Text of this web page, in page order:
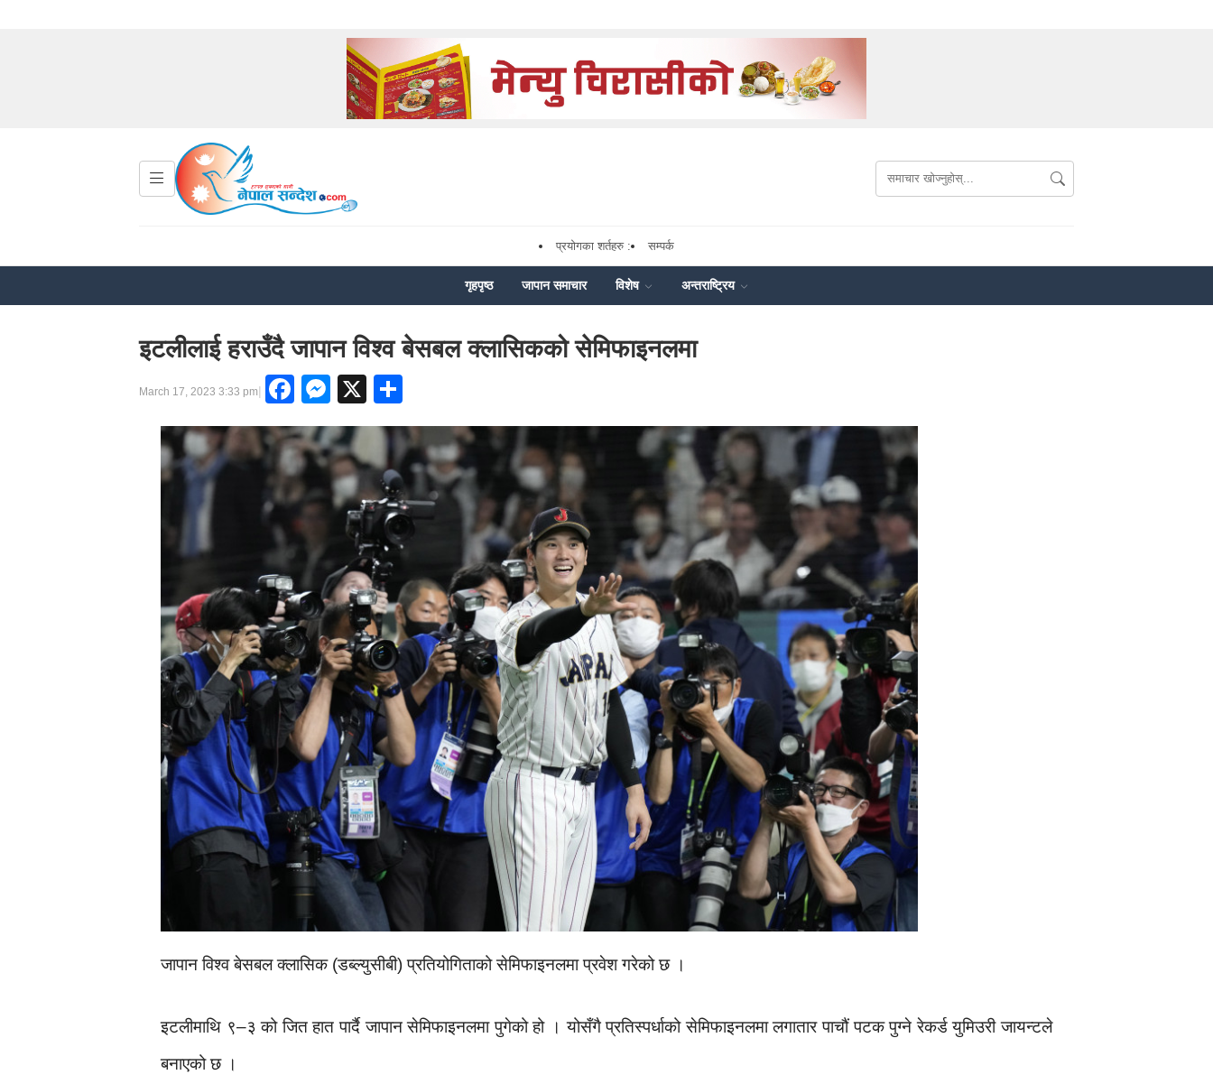
प्रयोगका शर्तहरु : सम्पर्क
गृहपृष्ठ जापान समाचार विशेष अन्तराष्ट्रिय
इटलीलाई हराउँदै जापान विश्व बेसबल क्लासिकको सेमिफाइनलमा
March 17, 2023 3:33 pm| Facebook
Messenger
X
जापान विश्व बेसबल क्लासिक (डब्ल्युसीबी) प्रतियोगिताको सेमिफाइनलमा प्रवेश गरेको छ ।
इटलीमाथि ९–३ को जित हात पार्दै जापान सेमिफाइनलमा पुगेको हो । योसँगै प्रतिस्पर्धाको सेमिफाइनलमा लगातार पाचौं पटक पुग्ने रेकर्ड युमिउरी जायन्टले
बनाएको छ ।